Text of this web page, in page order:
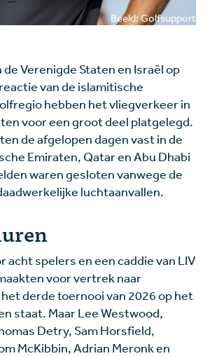
Beeld: Golfsupport
de Verenigde Staten en Israël op
van de islamitische
hebben het vliegverkeer in
voor een groot deel platgelegd.
de afgelopen dagen vast in de
Emiraten, Qatar en Abu Dhabi
waren gesloten vanwege de
luchtaanvallen.
acht spelers en een caddie van LIV
voor vertrek naar
derde toernooi van 2026 op het
staat. Maar Lee Westwood,
Detry, Sam Horsfield,
McKibbin, Adrian Meronk en